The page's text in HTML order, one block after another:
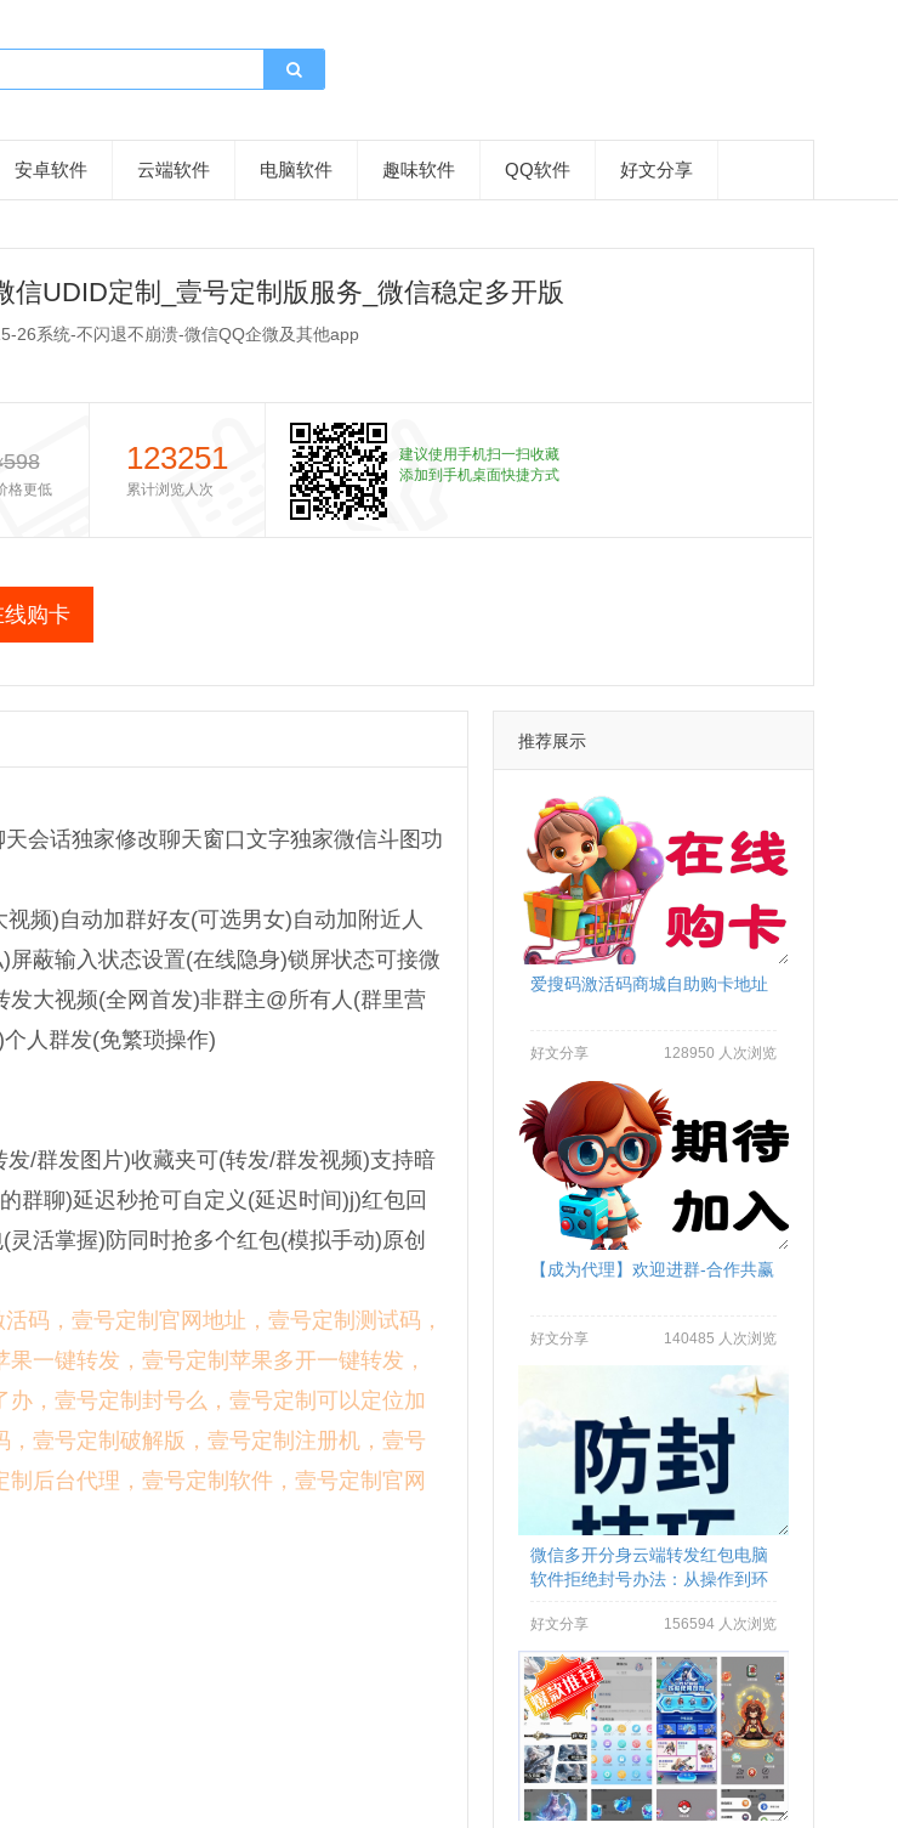
安卓软件 云端软件 电脑软件 趣味软件 QQ软件 好文分享
信UDID定制_壹号定制版服务_微信稳定多开版
26系统-不闪退不崩溃-微信QQ企微及其他app
598
格更低
123251
累计浏览人次
建议使用手机扫一扫收藏
添加到手机桌面快捷方式
线购卡
会话独家修改聊天窗口文字独家微信斗图功
频)自动加群好友(可选男女)自动加附近人
蔽输入状态设置(在线隐身)锁屏状态可接微
大视频(全网首发)非群主@所有人(群里营
人群发(免繁琐操作)
/群发图片)收藏夹可(转发/群发视频)支持暗
群聊)延迟秒抢可自定义(延迟时间)j)红包回
活掌握)防同时抢多个红包(模拟手动)原创
码，壹号定制官网地址，壹号定制测试码，
一键转发，壹号定制苹果多开一键转发，
，壹号定制封号么，壹号定制可以定位加
壹号定制破解版，壹号定制注册机，壹号
后台代理，壹号定制软件，壹号定制官网
推荐展示
爱搜码激活码商城自助购卡地址
好文分享 128950 人次浏览
【成为代理】欢迎进群-合作共赢
好文分享 140485 人次浏览
微信多开分身云端转发红包电脑
软件拒绝封号办法：从操作到环
好文分享 156594 人次浏览